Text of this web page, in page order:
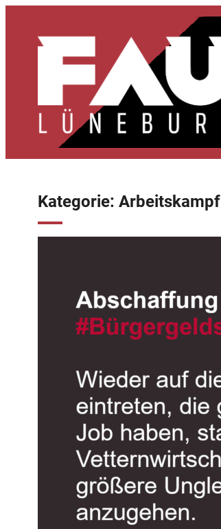
Kategorie:Arbeitskampf